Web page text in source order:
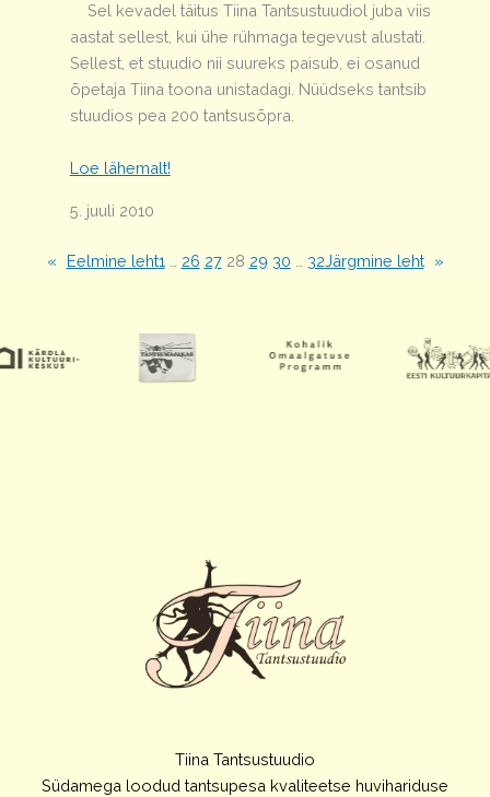
Sel kevadel täitus Tiina Tantsustuudiol juba viis
aastat sellest, kui ühe rühmaga tegevust alustati.
Sellest, et stuudio nii suureks paisub, ei osanud
õpetaja Tiina toona unistadagi. Nüüdseks tantsib
stuudios pea 200 tantsusõpra.
Loe lähemalt!
5. juuli 2010
« Eelmine leht1 26 27 28 29 30 32Järgmine leht »
Tiina Tantsustuudio
Südamega loodud tantsupesa kvaliteetse huvihariduse